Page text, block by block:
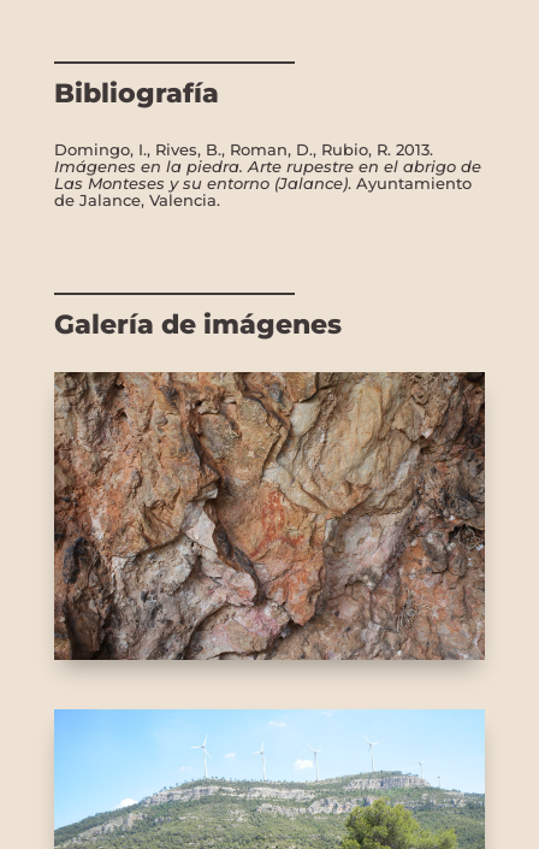
Bibliografía
Domingo, I., Rives, B., Roman, D., Rubio, R. 2013.
Imágenes en la piedra. Arte rupestre en el abrigo de
Las Monteses y su entorno (Jalance). Ayuntamiento
de Jalance, Valencia.
Galería de imágenes